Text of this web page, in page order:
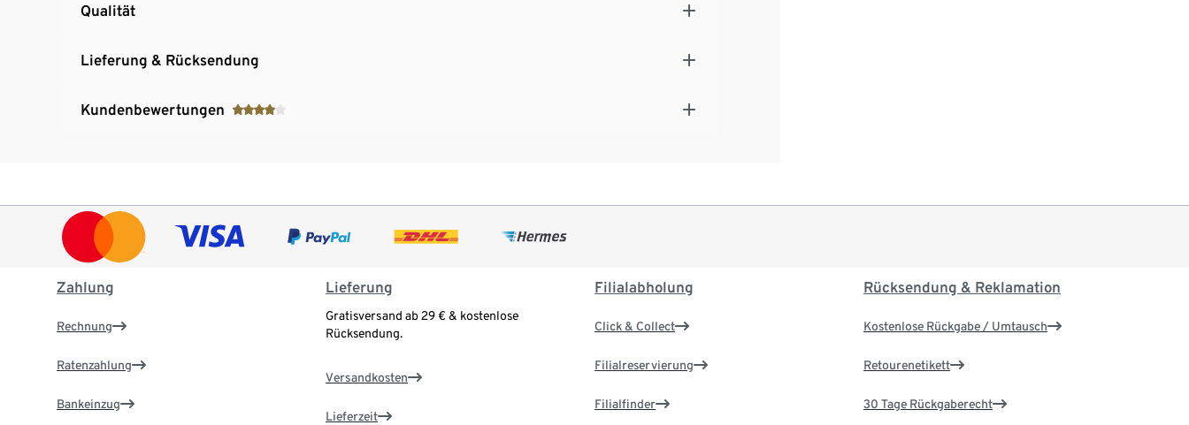
Qualität
Lieferung & Rücksendung
Kundenbewertungen
Zahlung
Rechnung
Ratenzahlung
Bankeinzug
Lieferung
Gratisversand ab 29 € & kostenlose
Rücksendung.
Versandkosten
Lieferzeit
Filialabholung
Click & Collect
Filialreservierung
Filialfinder
Rücksendung & Reklamation
Kostenlose Rückgabe / Umtausch
Retourenetikett
30 Tage Rückgaberecht